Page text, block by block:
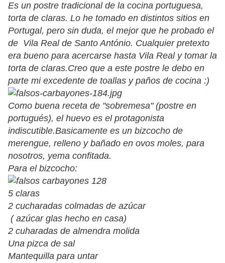
Es un postre tradicional de la cocina portuguesa,
torta de claras. Lo he tomado en distintos sitios en
Portugal, pero sin duda, el mejor que he probado el
de Vila Real de Santo António. Cualquier pretexto
era bueno para acercarse hasta Vila Real y tomar la
torta de claras.Creo que a este postre le debo en
parte mi excedente de toallas y paños de cocina :)
Como buena receta de "sobremesa" (postre en
portugués), el huevo es el protagonista
indiscutible.Basicamente es un bizcocho de
merengue, relleno y bañado en ovos moles, para
nosotros, yema confitada.
Para el bizcocho:
5 claras
2 cucharadas colmadas de azúcar
( azúcar glas hecho en casa)
2 cuharadas de almendra molida
Una pizca de sal
Mantequilla para untar